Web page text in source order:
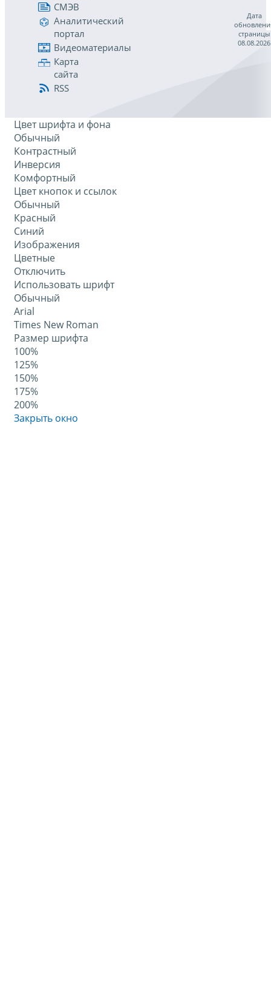
СМЭВ
Аналитический
портал
Видеоматериалы
Карта
сайта
RSS
Дата
страницы
08.08.2026
Цвет шрифта и фона
Обычный
Контрастный
Инверсия
Комфортный
Цвет кнопок и ссылок
Обычный
Красный
Синий
Изображения
Цветные
Отключить
Использовать шрифт
Обычный
Arial
Times New Roman
Размер шрифта
100%
125%
150%
175%
200%
Закрыть окно